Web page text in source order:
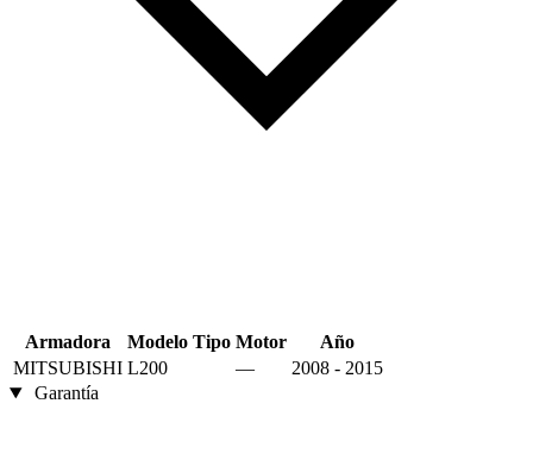
Armadora Modelo Tipo Motor
Año
MITSUBISHI L200 —
2008 - 2015
Garantía